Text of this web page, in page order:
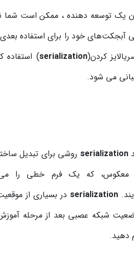
یک توسعه دهنده ، ممکن است شما
آبجکت‌های خود را برای استفاده
کردن(serialization) استفاده
می شود.
serialization روشی برای تبدیل
معکوس، که یک فرم خطی را می
serializationدر بسیاری از
شبکه عصبی بعد از مرحله آموزش
دهید.